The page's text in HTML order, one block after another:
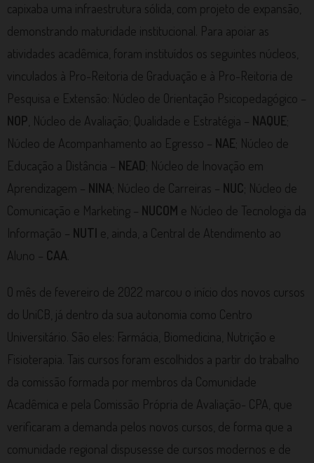
capixaba uma infraestrutura sólida, com projeto de expansão,
demonstrando maturidade institucional. Para apoiar as
atividades acadêmica, foram instituídos os seguintes núcleos,
vinculados à Pro-Reitoria de Graduação e à Pro-Reitoria de
Pesquisa e Extensão: Núcleo de Orientação Psicopedagógico –
NOP , Núcleo de Avaliação; Qualidade e Estratégia – NAQUE
Núcleo de Acompanhamento ao Egresso – NAE ; Núcleo de
Educação a Distância – NEAD ; Núcleo de Inovação em
Aprendizagem – NINA ; Núcleo de Carreiras – NUC ; Núcleo de
Comunicação e Marketing – NUCOM e Núcleo de Tecnologia da
Informação – NUTI e, ainda, a Central de Atendimento ao
Aluno – CAA
O mês de fevereiro de 2022 marcou o início dos novos cursos
do UniCB, já dentro da sua autonomia como Centro
Universitário. São eles: Farmácia, Biomedicina, Nutrição e
Fisioterapia. Tais cursos foram escolhidos a partir do trabalho
da comissão formada por membros da Comunidade
Acadêmica e pela Comissão Própria de Avaliação- CPA, que
verificaram a demanda pelos novos cursos, de forma que a
comunidade regional dispusesse de cursos modernos e de